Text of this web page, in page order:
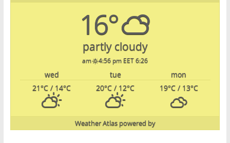
16°
partly cloudy
6:26 am
4:56 pm EET
mon
tue
wed
19°C/ 13°C
20°C / 12°C
21°C / 14°C
powered by
Weather Atlas